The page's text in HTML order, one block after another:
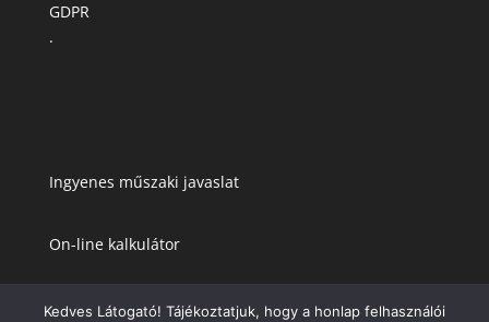
GDPR
.
Ingyenes műszaki javaslat
On-line kalkulátor
Kedves Látogató! Tájékoztatjuk, hogy a honlap felhasználói